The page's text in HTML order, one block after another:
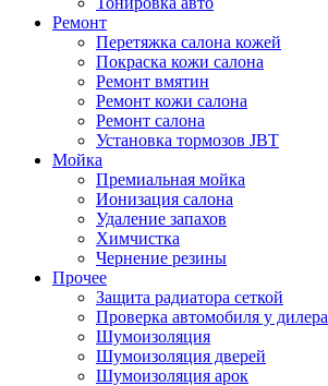
Ремонт
Перетяжка салона кожей
Покраска кожи салона
Ремонт вмятин
Ремонт кожи салона
Ремонт салона
Установка тормозов JBT
Мойка
Премиальная мойка
Ионизация салона
Удаление запахов
Химчистка
Чернение резины
Прочее
Защита радиатора сеткой
Проверка автомобиля у дилера
Шумоизоляция
Шумоизоляция дверей
Шумоизоляция арок